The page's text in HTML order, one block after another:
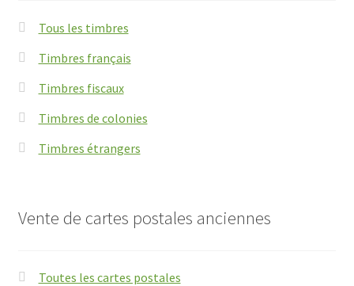
Tous les timbres
Timbres français
Timbres fiscaux
Timbres de colonies
Timbres étrangers
Vente de cartes postales anciennes
Toutes les cartes postales